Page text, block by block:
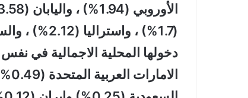
دخولها المحلية الاجمالية في